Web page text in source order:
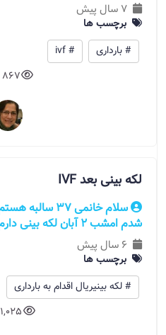
7 سال پیش
برچسب ها
# بارداری
# ivf
867
لکه بینی بعد IVF
شدم امشب ۲ آبان لکه بینی دارم چی کار کنم
6 سال پیش
برچسب ها
# لکه بینیريال اقدام به بارداری
1,025